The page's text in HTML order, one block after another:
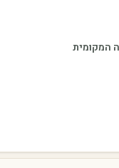
המקומית